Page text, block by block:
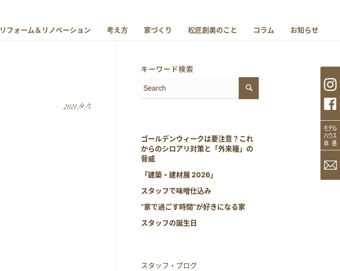
リフォーム＆リノベーション 考え方 家づくり 松匠創美のこと コラム お知らせ
2021/9/5
キーワード検索
ゴールデンウィークは要注意？これ
からのシロアリ対策と「外来種」の
脅威
「建築・建材展 2026」
スタッフで味噌仕込み
“家で過ごす時間”が好きになる家
スタッフの誕生日
スタッフ・ブログ